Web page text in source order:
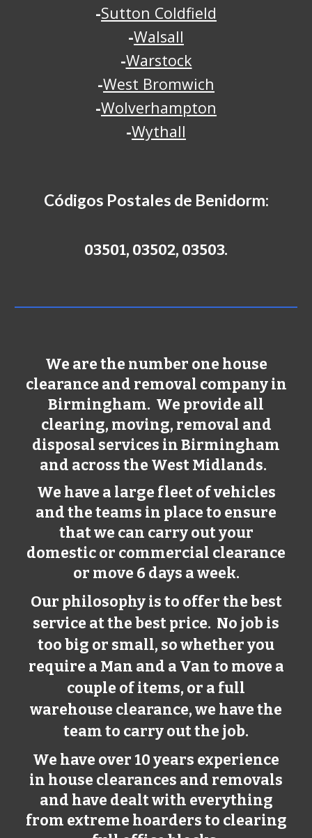
-Sutton Coldfield
-Walsall
-Warstock
-West Bromwich
-Wolverhampton
-Wythall
Códigos Postales de Benidorm:
03501, 03502, 03503.
We are the number one house
clearance and removal company in
Birmingham. We provide all
clearing, moving, removal and
disposal services inBirmingham
and across the West Midlands.
We have a large fleet of vehicles
and the teams in place to ensure
that we can carry out your
domestic or commercial clearance
or move 6 days a week.
Our philosophy is to offer the best
service at the best price. No job is
too big or small, so whether you
require a Man and a Van to move a
couple of items, or a full
warehouse clearance, we have the
team to carry out the job.
We have over 10 years experience
in house clearances and removals
and have dealt with everything
from extreme hoarders to clearing